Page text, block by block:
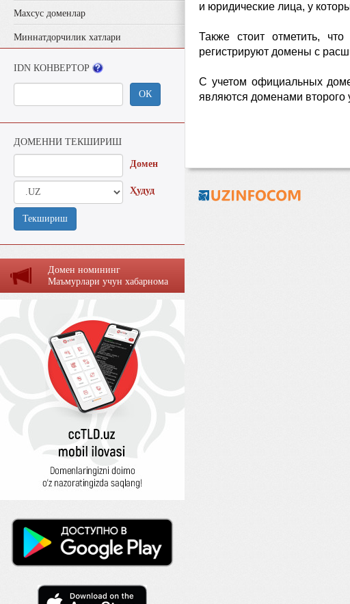
Махсус доменлар
Миннатдорчилик хатлари
IDN КОНВЕРТОР
ОК
ДОМЕННИ ТЕКШИРИШ
Домен
Ҳудуд
Текшириш
Домен номининг
Маъмурлaри учун хaбaрномa
и юридические лица, у
Также стоит отметить,
регистрируют домены с
С учетом официальных
являются доменами второго